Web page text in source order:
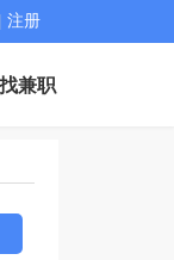
注册
找兼职